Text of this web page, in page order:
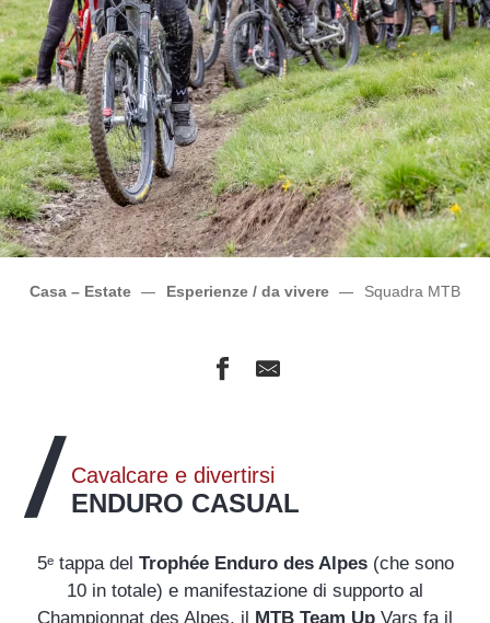
Casa – Estate Esperienze / da vivere Squadra MTB
Cavalcare e divertirsi
ENDURO CASUAL
5ᵉ tappa del Trophée Enduro des Alpes(che sono
10 in totale) e manifestazione di supporto al
Championnat des Alpes, il
MTB Team Up Vars fa il